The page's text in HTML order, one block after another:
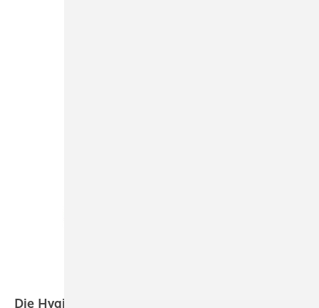
Die Hygiene im